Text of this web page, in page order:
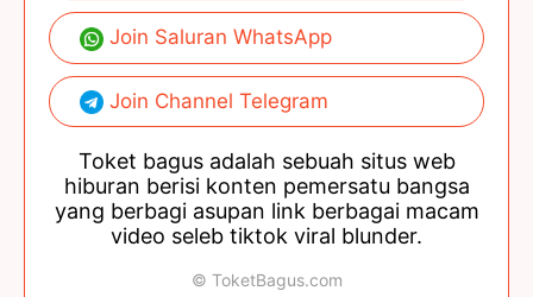
Join Saluran WhatsApp
Join Channel Telegram
Toket bagus adalah sebuah situs web
hiburan berisi konten pemersatu bangsa
yang berbagi asupan link berbagai macam
video seleb tiktok viral blunder.
© ToketBagus.com